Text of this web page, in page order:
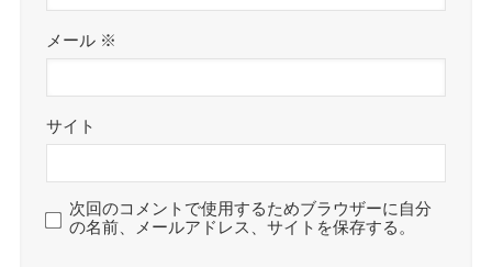
メール ※
サイト
次回のコメントで使用するためブラウザーに自分
の名前、メールアドレス、サイトを保存する。